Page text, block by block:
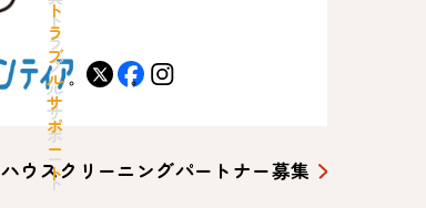
ト
ラ
ブ
ル
サ
ポ
ー
ト
X facebook
instagram
ハウスクリーニングパートナー募集